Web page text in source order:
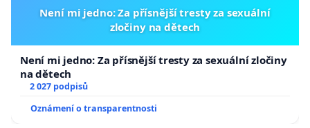
Není mi jedno: Za přísnější tresty za sexuální
zločiny na dětech
Není mi jedno: Za přísnější tresty za sexuální zločiny
na dětech
2 027 podpisů
Oznámení o transparentnosti